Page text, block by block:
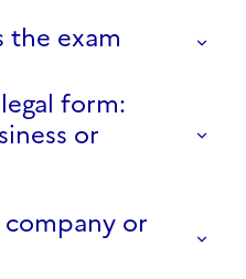
the exam
form:
or
company or